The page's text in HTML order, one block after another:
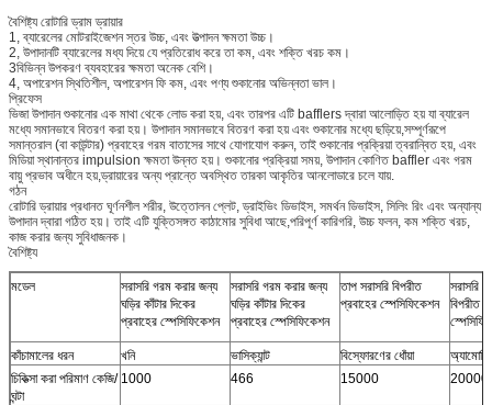
বৈশিষ্ট্য রোটারি ড্রাম ড্রায়ার
1, ব্যারেলের মোটরাইজেশন স্তর উচ্চ, এবং উত্পাদন ক্ষমতা উচ্চ।
2, উপাদানটি ব্যারেলের মধ্য দিয়ে যে প্রতিরোধ করে তা কম, এবং শক্তি খরচ কম।
3বিভিন্ন উপকরণ ব্যবহারের ক্ষমতা অনেক বেশি।
4, অপারেশন স্থিতিশীল, অপারেশন ফি কম, এবং পণ্য শুকানোর অভিন্নতা ভাল।
প্রিফেস
ভিজা উপাদান শুকানোর এক মাথা থেকে লোড করা হয়, এবং তারপর এটি bafflers দ্বারা আলোড়িত হয় যা ব্যারেল
মধ্যে সমানভাবে বিতরণ করা হয়। উপাদান সমানভাবে বিতরণ করা হয় এবং শুকানোর মধ্যে ছড়িয়ে,সম্পূর্ণরূপে
সমান্তরাল (বা কাউন্টার) প্রবাহের গরম বাতাসের সাথে যোগাযোগ করুন, তাই শুকানোর প্রক্রিয়া ত্বরান্বিত হয়, এবং
মিডিয়া স্থানান্তর impulsion ক্ষমতা উন্নত হয়। শুকানোর প্রক্রিয়া সময়, উপাদান কোণিত baffler এবং গরম
বায়ু প্রভাব অধীনে হয়,ড্রায়ারের অন্য প্রান্তে অবস্থিত তারকা আকৃতির আনলোডারে চলে যায়.
গঠন
রোটারি ড্রায়ার প্রধানত ঘূর্ণনশীল শরীর, উত্তোলন প্লেট, ড্রাইভিং ডিভাইস, সমর্থন ডিভাইস, সিলিং রিং এবং অন্যান্য
উপাদান দ্বারা গঠিত হয়। তাই এটি যুক্তিসঙ্গত কাঠামোর সুবিধা আছে,পরিপূর্ণ কারিগরি, উচ্চ ফলন, কম শক্তি খরচ,
কাজ করার জন্য সুবিধাজনক।
বৈশিষ্ট্য
মডেল
সরাসরি গরম করার জন্য
ঘড়ির কাঁটার দিকের
প্রবাহের স্পেসিফিকেশন
সরাসরি গরম করার জন্য
ঘড়ির কাঁটার দিকের
প্রবাহের স্পেসিফিকেশন
তাপ সরাসরি বিপরীত
প্রবাহের স্পেসিফিকেশন
সরাসরি
বিপরীত
কাঁচামালের ধরন খনি ভাসিক্যান্ট বিস্ফোরণের ধোঁয়া
চিকিত্সা করা পরিমাণ কেজি/
ঘন্টা
1000 466 15000 20000